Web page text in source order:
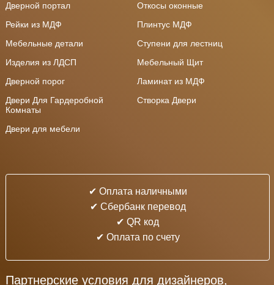
Дверной портал
Откосы оконные
Рейки из МДФ
Плинтус МДФ
Мебельные детали
Ступени для лестниц
Изделия из ЛДСП
Мебельный Щит
Дверной порог
Ламинат из МДФ
Двери Для Гардеробной
Комнаты
Створка Двери
Двери для мебели
✔ Оплата наличными
✔ Cбербанк перевод
✔ QR код
✔ Оплата по счету
Партнерские условия для дизайнеров,